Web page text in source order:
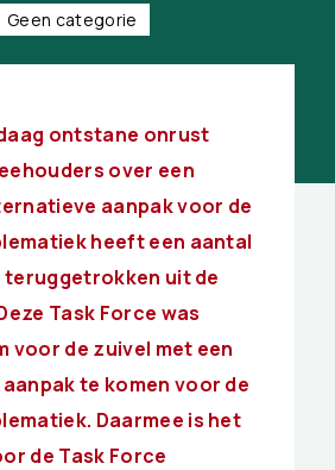
Geen categorie
ontstane onrust
over een
aanpak voor de
heeft een aantal
uit de
Task Force was
voor de zuivel met een
te komen voor de
Daarmee is het
de Task Force